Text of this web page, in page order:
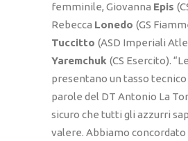
femminile, Giovanna Epis
Rebecca Lonedo (GS
Tuccitto (ASD Imperiali
Yaremchuk (CS Esercito).
presentano un tasso
parole del DT Antonio La
sicuro che tutti gli azzurri
valere. Abbiamo concordato